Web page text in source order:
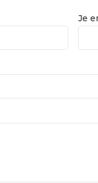
Je